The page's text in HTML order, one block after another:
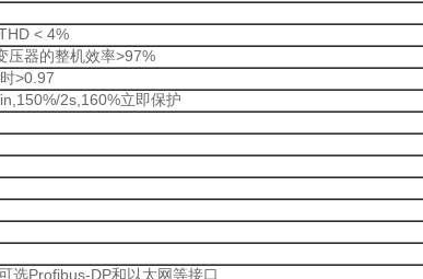
< 4%
压器的整机效率>97%
>0.97
2s,160%立即保护
选Profibus-DP和以太网等接口